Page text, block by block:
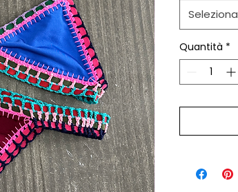
Seleziona
Quantità *